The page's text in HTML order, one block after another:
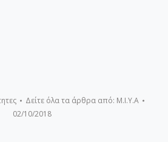
Δείτε όλα τα άρθρα από: Μ.Ι.Υ.Α
02/10/2018